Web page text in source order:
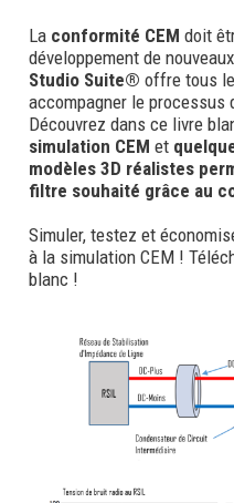
La conformité CEM doit
développement de
Studio Suite® offre tous
accompagner le processus
Découvrez dans ce livre
simulation CEM et
modèles 3D réalistes
filtre souhaité grâce au
Simuler, testez et
à la simulation CEM !
blanc !